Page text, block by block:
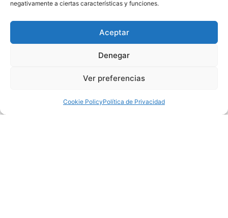
negativamente a ciertas características y funciones.
Aceptar
Denegar
Ver preferencias
Cookie PolicyPolítica de Privacidad